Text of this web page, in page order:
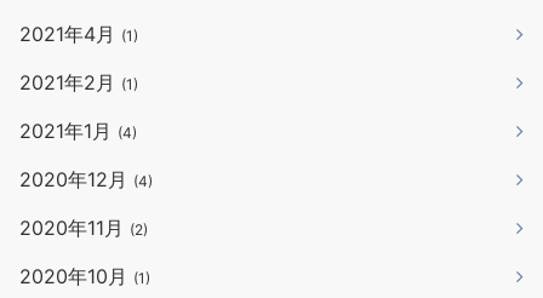
2021年4月 (1)
2021年2月 (1)
2021年1月 (4)
2020年12月 (4)
2020年11月 (2)
2020年10月 (1)